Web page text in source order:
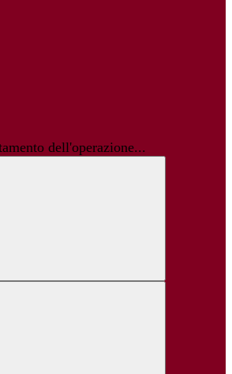
dell'operazione...